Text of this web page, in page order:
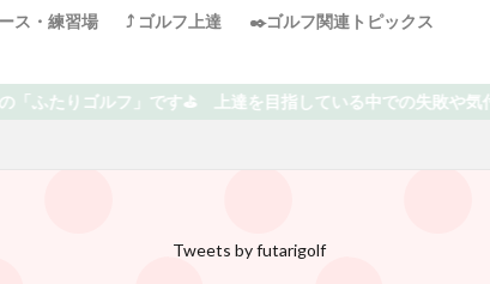
ス・練習場 ⤴️ ゴルフ上達
✒️ゴルフ関連トピックス
での失敗や気付き、オススメ、楽しめる情報を書いていき
Tweets by futarigolf